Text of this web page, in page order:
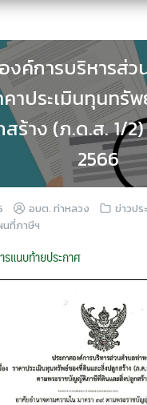
งค์การบริหารส่
คาประเมินทุนทรั
ร้าง (ภ.ด.ส. 1/
2566
อบต. ท่าหลวง ข่าวป
นที่ภาษีฯ
รแนบท้ายประกาศ